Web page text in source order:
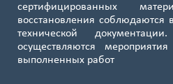
сертифицированных
восстановления соблюдаются
технической
осуществляются
выполненных работ